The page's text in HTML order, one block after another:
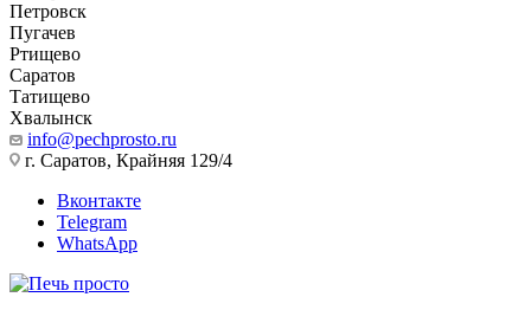
Петровск
Пугачев
Ртищево
Саратов
Татищево
Хвалынск
info@pechprosto.ru
г. Саратов, Крайняя 129/4
Вконтакте
Telegram
WhatsApp